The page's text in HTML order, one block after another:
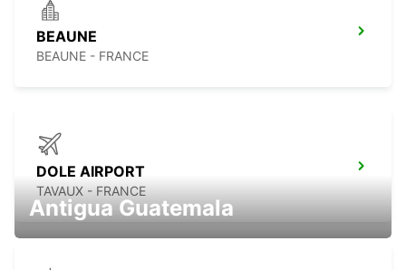
BEAUNE
BEAUNE - FRANCE
DOLE AIRPORT
TAVAUX - FRANCE
Antigua Guatemala